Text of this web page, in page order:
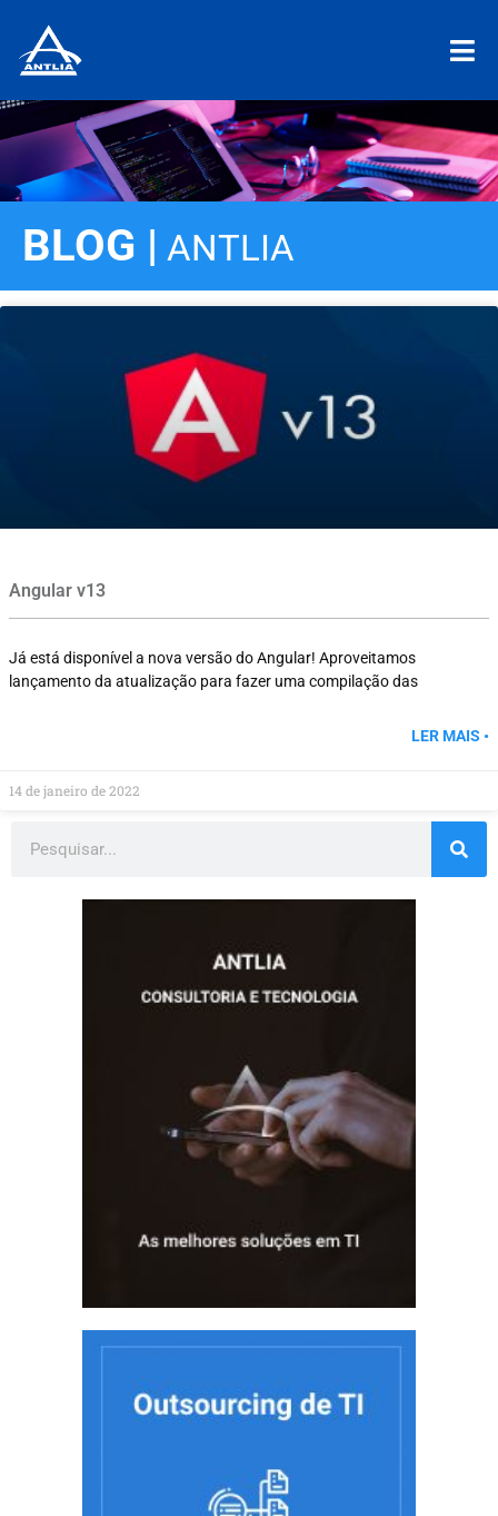
BLOG | ANTLIA
Angular v13
Já está disponível a nova versão do Angular! Aproveitamos
lançamento da atualização para fazer uma compilação das
LER MAIS •
14 de janeiro de 2022